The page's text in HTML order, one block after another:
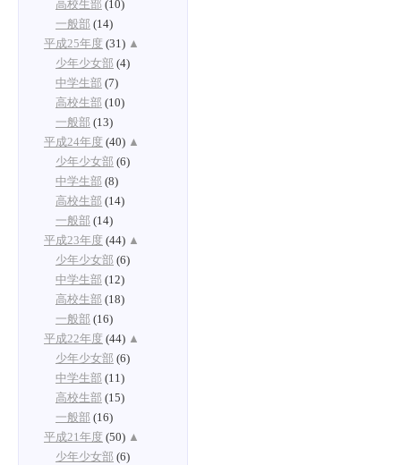
高校生部 (10)
一般部 (14)
平成25年度 (31) ▲
少年少女部 (4)
中学生部 (7)
高校生部 (10)
一般部 (13)
平成24年度 (40) ▲
少年少女部 (6)
中学生部 (8)
高校生部 (14)
一般部 (14)
平成23年度 (44) ▲
少年少女部 (6)
中学生部 (12)
高校生部 (18)
一般部 (16)
平成22年度 (44) ▲
少年少女部 (6)
中学生部 (11)
高校生部 (15)
一般部 (16)
平成21年度 (50) ▲
少年少女部 (6)